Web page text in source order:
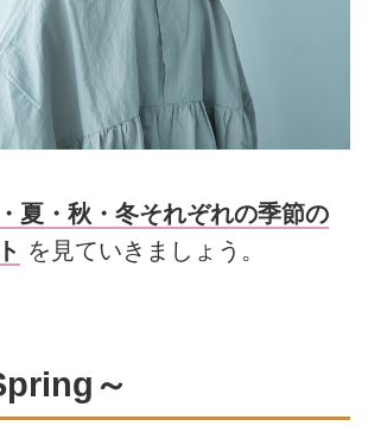
夏・秋・冬それぞれの季節の
を見ていきましょう。
～